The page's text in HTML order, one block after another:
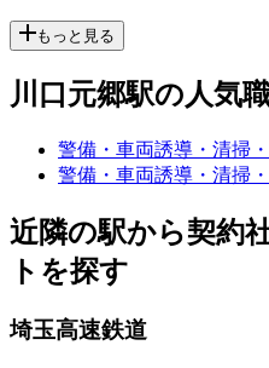
もっと見る
川口元郷駅の人気
警備・車両誘導・清掃
警備・車両誘導・清掃
近隣の駅から契約
トを探す
埼玉高速鉄道